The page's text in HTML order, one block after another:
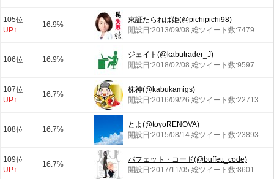
105位
UP↑
16.9%
東証たられば姫(@pichipichi98)
開設日:2013/09/08 総ツイート数:7479
106位 16.9%
ジェイト(@kabutrader_J)
開設日:2018/02/08 総ツイート数:9597
107位
UP↑
16.7%
株神(@kabukamigs)
開設日:2016/09/26 総ツイート数:22713
108位 16.7%
とよ(@toyoRENOVA)
開設日:2015/08/14 総ツイート数:23893
109位
UP↑
16.7%
バフェット・コード(@buffett_code)
開設日:2017/11/05 総ツイート数:8601